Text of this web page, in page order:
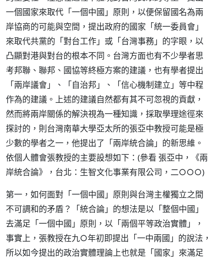
一個國家來取代「一個中國」原則，以便保留國名為兩
岸協商的可能與空間，提出政府的國家「統一委員會」
來取代共黨的「對台工作」或「台灣事務」的字眼，以
凸顯對港與對台的根本不同。台灣方面也有不少學者思
考邦聯、聯邦、國協等終極方案的建議，也有學者提出
「兩岸議會」、「自治邦」、「信心機制建立」等中程
作為的建議。上述的建議自然都有其不可忽視的貢獻，
然而將兩岸關係的解決視為一種知識，採取學理途徑來
探討的，則台灣南華大學亞太所的張亞中教授可能是極
少數的學者之一，他提出了「兩岸統合論」的新思維。
依個人體會張教授的主要設想如下：(參看 張亞中，《兩
岸統合論》，台北：生智文化事業有限公司，二○○○)
第一，如何面對「一個中國」原則與台灣主權獨立之間
不可調和的矛盾？「統合論」的想法是以「整個中國」
去滿足「一個中國」原則，以「兩個平等政治實體」，
事實上，張教授在九○年初即提出「一中兩國」的說法，
所以如今提出的政治實體理論上也就是「國家」來滿足